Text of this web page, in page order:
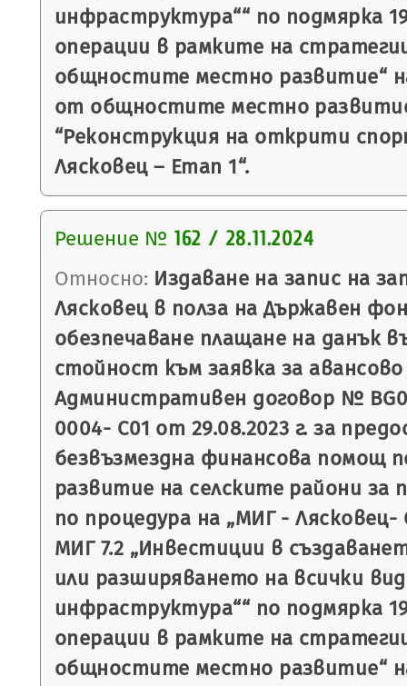
инфраструктура““ по подмярка
операции в рамките на
общностите местно развитие“
от общностите местно
“Реконструкция на открити
Лясковец – Етап 1“.
Решение № 162 / 28.11.2024
Относно: Издаване на запис на
Лясковец в полза на Държавен
обезпечаване плащане на данък
стойност към заявка за
Административен договор №
0004- С01 от 29.08.2023 г. за
безвъзмездна финансова помощ
развитие на селските райони за
по процедура на „МИГ -
МИГ 7.2 „Инвестиции в
или разширяването на всички
инфраструктура““ по подмярка
операции в рамките на
общностите местно развитие“